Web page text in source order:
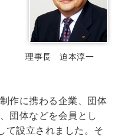
理事長 迫本淳一
作に携わる企業、団体
団体などを会員とし
て設立されました。そ